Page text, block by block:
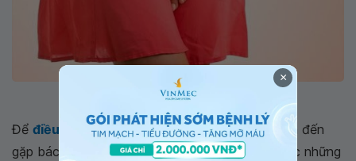
Điều trị bệnh són tiểu như thế nào?
Để điều trị són tiểukịp thời và triệt để, bạn cần đến
gặp bác sĩ hoặc những chuyên gia để nhận được những
×